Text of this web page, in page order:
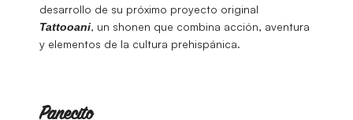
desarrollo de su próximo proyecto original
Tattooani, un shonen que combina acción, aventura
y elementos de la cultura prehispánica.
Panecito